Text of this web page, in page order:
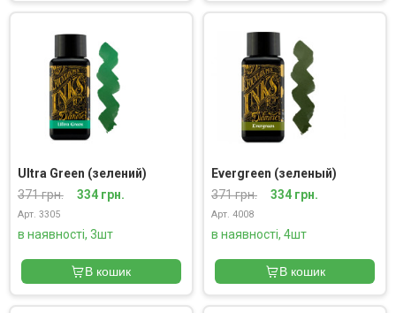
Ultra Green (зелений)
371 грн.
334 грн.
Арт. 3305
в наявності, 3шт
В кошик
Evergreen (зеленый)
371 грн.
334 грн.
Арт. 4008
в наявності, 4шт
В кошик